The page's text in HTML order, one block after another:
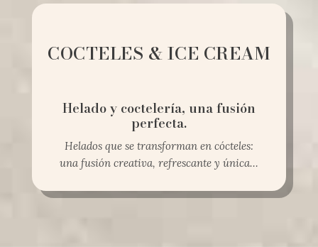
COCTELES & ICE CREAM
Helado y coctelería, una fusión
perfecta.
Helados que se transforman en cócteles:
una fusión creativa, refrescante y única…